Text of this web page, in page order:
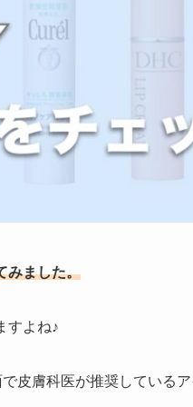
みました。
すよね♪
皮膚科医が推奨しているア